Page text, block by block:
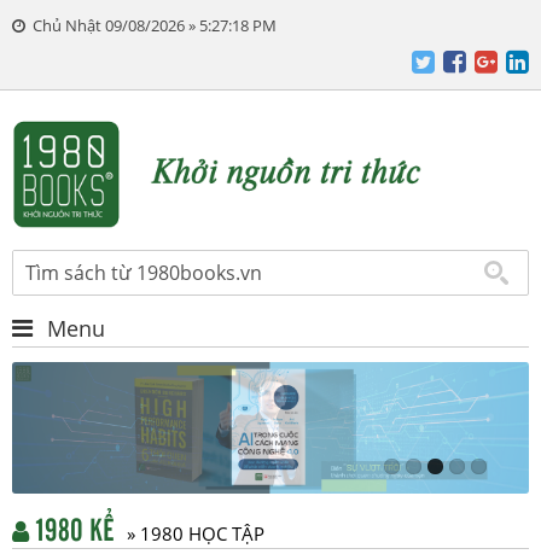
Chủ Nhật 09/08/2026 » 5:27:19 PM
Menu
1980 KỂ » 1980 HỌC TẬP